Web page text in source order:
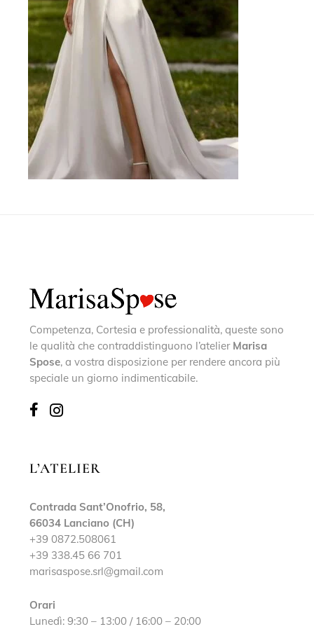
Competenza, Cortesia e professionalità, queste sono
le qualità che contraddistinguono l’atelier Marisa
Spose, a vostra disposizione per rendere ancora più
speciale un giorno indimenticabile.
L’ATELIER
Contrada Sant’Onofrio, 58,
66034 Lanciano (CH)
+39 0872.508061
+39 338.45 66 701
marisaspose.srl@gmail.com
Orari
Lunedì: 9:30 – 13:00 / 16:00 – 20:00